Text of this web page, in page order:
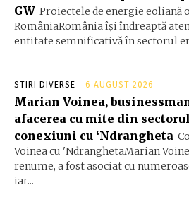
GW Proiectele de energie eoliană
RomâniaRomânia își îndreaptă
entitate semnificativă în sectorul
STIRI DIVERSE 6 AUGUST 2026
Marian Voinea,
afacerea cu mite din
conexiuni cu ‘Ndrangheta
Voinea cu 'NdranghetaMarian
renume, a fost asociat cu
iar...